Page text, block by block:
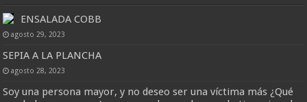
ENSALADA COBB
agosto 29, 2023
SEPIA A LA PLANCHA
agosto 28, 2023
Soy una persona mayor, y no deseo ser una víctima más ¿Qué